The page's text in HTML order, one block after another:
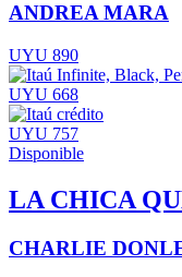
ANDREA MARA
UYU 890
UYU 668
UYU 757
Disponible
LA CHICA
CHARLIE